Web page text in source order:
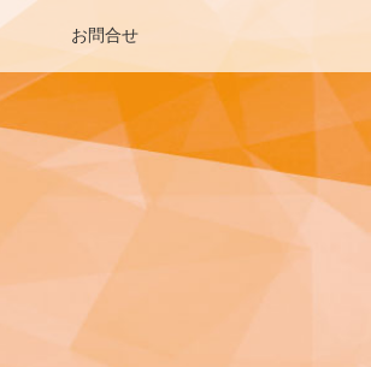
お問合せ